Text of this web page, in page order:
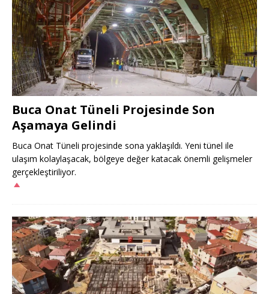
Buca Onat Tüneli Projesinde Son
Aşamaya Gelindi
Buca Onat Tüneli projesinde sona yaklaşıldı. Yeni tünel ile
ulaşım kolaylaşacak, bölgeye değer katacak önemli gelişmeler
gerçekleştiriliyor.